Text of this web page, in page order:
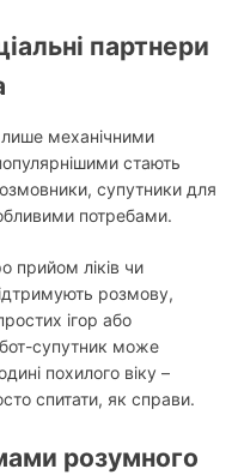
партнери
механічними
стають
супутники для
потребами.
прийом ліків чи
розмову,
ігор або
супутник може
похилого віку –
спитати, як справи.
розумного